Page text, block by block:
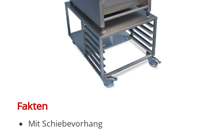
Fakten
Mit Schiebevorhang